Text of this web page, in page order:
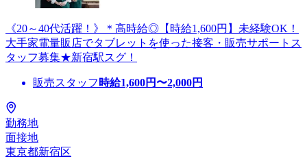
《20～40代活躍！》＊高時給◎【時給1,600円】未経験OK！
大手家電量販店でタブレットを使った接客・販売サポートス
タッフ募集★新宿駅スグ！
販売スタッフ 時給1,600円〜2,000円
勤務地
面接地
東京都新宿区